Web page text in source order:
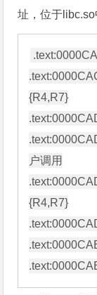
址，位于libc.so
{R4,R7}
户调用
{R4,R7}